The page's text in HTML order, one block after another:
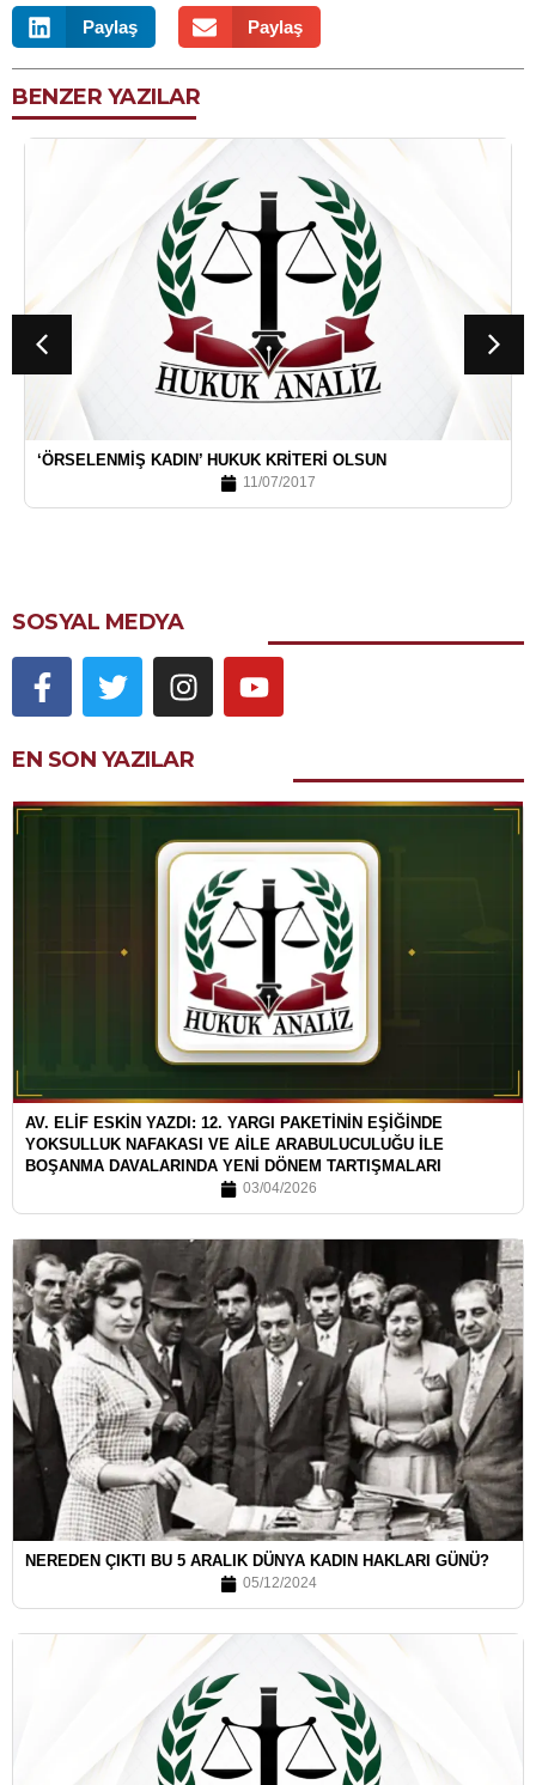
Paylaş Paylaş
BENZER YAZILAR
‘ÖRSELENMIŞ KADIN’ HUKUK KRITERI OLSUN
11/07/2017
SOSYAL MEDYA
EN SON YAZILAR
AV. ELİF ESKİN YAZDI: 12. YARGI PAKETİNİN EŞİĞİNDE
YOKSULLUK NAFAKASI VE AİLE ARABULUCULUĞU İLE
BOŞANMA DAVALARINDA YENİ DÖNEM TARTIŞMALARI
03/04/2026
NEREDEN ÇIKTI BU 5 ARALIK DÜNYA KADIN HAKLARI GÜNÜ?
05/12/2024